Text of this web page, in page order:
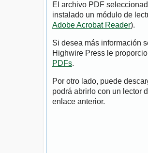
El archivo PDF
instalado un módulo de
Adobe Acrobat Reader).
Si desea más información
Highwire Press le
PDFs.
Por otro lado, puede
podrá abrirlo con un lector
enlace anterior.